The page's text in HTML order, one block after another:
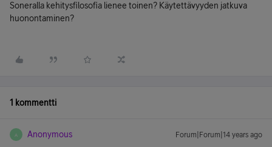
Soneralla kehitysfilosofia lienee toinen? Käytettävyyden jatkuva
huonontaminen?
1 kommentti
A Anonymous Forum|Forum|14 years ago